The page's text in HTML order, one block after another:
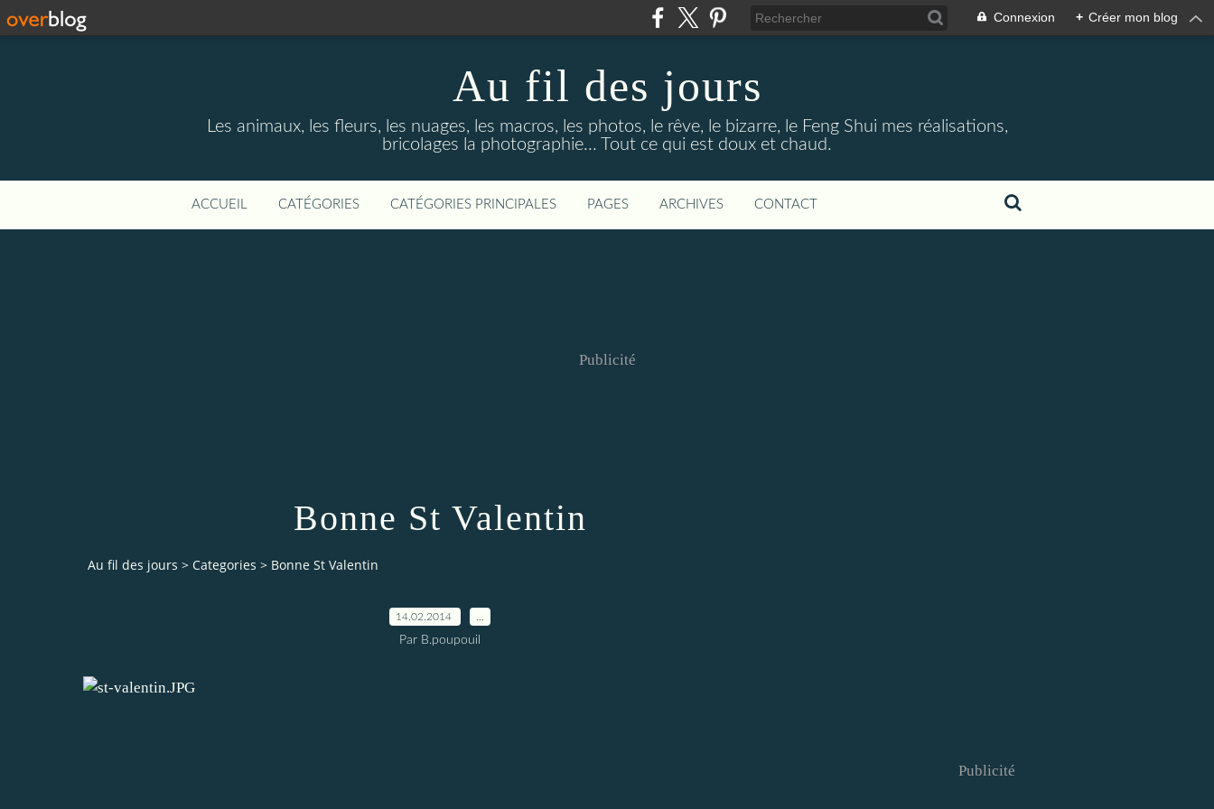
Connexion + Créer mon blog
Au fil des jours
Les animaux, les fleurs, les nuages, les macros, les photos, le rêve, le bizarre, le Feng Shui mes réalisations,
bricolages la photographie... Tout ce qui est doux et chaud.
ACCUEIL CATÉGORIES CATÉGORIES PRINCIPALES PAGES ARCHIVES CONTACT
Publicité
Bonne St Valentin
Au fil des jours > Categories > Bonne St Valentin
14.02.2014
Par B.poupouil
Publicité